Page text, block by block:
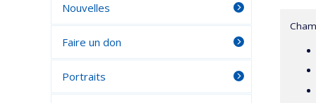
Nouvelles
Faire un don
Portraits